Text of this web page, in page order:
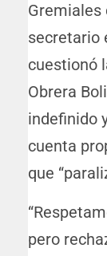
Gremiales
secretario
cuestionó
Obrera
indefinido
cuenta
que
pero